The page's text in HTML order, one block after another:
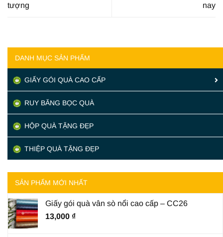
DANH MỤC SẢN PHẨM
GIẤY GÓI QUÀ CAO CẤP
RUY BĂNG BỌC QUÀ
HỘP QUÀ TẶNG ĐẸP
THIỆP QUÀ TẶNG ĐẸP
SẢN PHẨM MỚI NHẤT
Giấy gói quà vân sò nổi cao cấp – CC26
13,000 ₫
tượng
nay